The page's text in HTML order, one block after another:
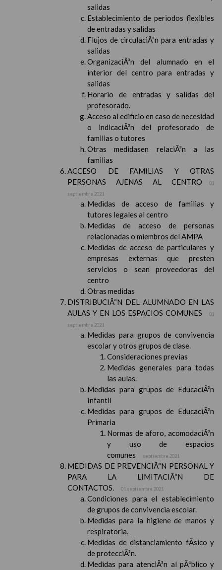
salidas
Establecimiento de periodos flexibles
de entradas y salidas
Flujos de circulaciÃ³n para entradas y
salidas
OrganizaciÃ³n del alumnado en el
interior del centro para entradas y
salidas
Horario de entradas y salidas del
profesorado.
Acceso al edificio en caso de necesidad
o indicaciÃ³n del profesorado de
familias o tutores
Otras medidasen relaciÃ³n a las
familias
ACCESO DE FAMILIAS Y OTRAS
PERSONAS AJENAS AL CENTRO
01
septiembre 2021
Medidas de acceso de familias y
tutores legales al centro
Medidas de acceso de personas
relacionadas o miembros del AMPA
Medidas de acceso de particulares y
empresas externas que presten
servicios o sean proveedoras del
centro
Otras medidas
DISTRIBUCIÃ“N DEL ALUMNADO EN LAS
AULAS Y EN LOS ESPACIOS COMUNES
01
septiembre 2021
Medidas para grupos de convivencia
escolar y otros grupos de clase.
Consideraciones previas
Medidas generales para todas
las aulas.
Medidas para grupos de EducaciÃ³n
Infantil
Medidas para grupos de EducaciÃ³n
Primaria
Normas de aforo, acomodaciÃ³n
y uso de espacios
comunes
septiembre 2021
MEDIDAS DE PREVENCIÃ“N PERSONAL Y
PARA LA LIMITACIÃ“N DE
CONTACTOS.
01 septiembre 2021
Condiciones para el establecimiento
de grupos de convivencia escolar.
Medidas para la higiene de manos y
respiratoria.
Medidas de distanciamiento fÃ­sico y
de protecciÃ³n.
Medidas para atenciÃ³n al pÃºblico y